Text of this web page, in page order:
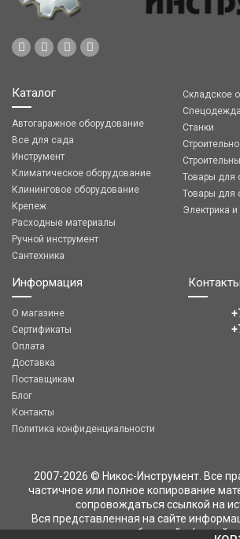
Каталог
Автогаражное оборудование
Все для сада
Инструмент
Климатическое оборудование
Клининговое оборудование
Крепеж
Расходные материалы
Ручной инструмент
Сантехника
Складское
Станки
Товары для
Товары для
Электрика и
Информация
О магазине
Сертификаты
Оплата
Доставка
Поставщикам
Блог
Контакты
Политика конфиденциальности
Контакты
2007-2026 © Никос-Инструмент. Все
частичное или полное копирование
сопровождаться ссылкой на
Вся представленная на сайте
публичной офертой